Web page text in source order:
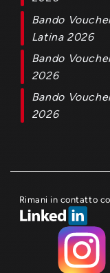
Bando
Latina 2026
Bando
2026
Bando
2026
Rimani in contatto